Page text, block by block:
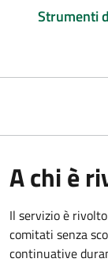
Strumenti
A chi è
Il servizio è
comitati senza
continuative